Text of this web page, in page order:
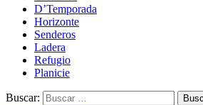
D’Temporada
Horizonte
Senderos
Ladera
Refugio
Planicie
Buscar: